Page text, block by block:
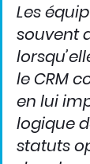
Les
souvent
le CRM
en lui
logique
statuts